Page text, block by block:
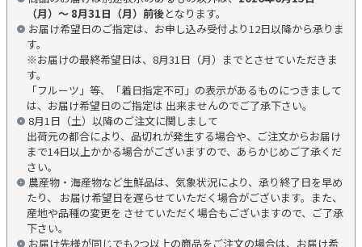
（月）～ 8月31日（月）前後となります。
お届け希望日のご指定は、お申し込み受付より12日以降から承りま
す。
※お届けの最終希望日は、8月31日（月）までとさせていただきま
す。
「フルーツ」等、「着日指定不可」の表示があるものにつきまして
は、お届け希望日のご指定は 出来ませんのでご了承下さい。
8月1日（土）以降のご注文に関しまして
出荷元の都合により、品切れが発生する場合や、ご注文からお届け
まで14日以上かかる場合がございますので、あらかじめご了承くだ
さい。
農産物・海産物など生鮮品は、気象状況により、承り終了日を早め
たり、 お届け希望日を遅らせていただく場合がございます。また、
産地や品種の変更を させていただく場合もございますので、ご了承
下さい。
お届け先様が同じでも2つ以上の商品をご注文の場合は、お届け希